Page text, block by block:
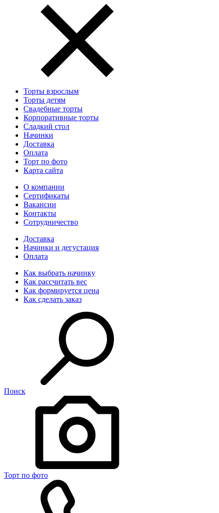
Торты взрослым
Торты детям
Свадебные торты
Корпоративные торты
Сладкий стол
Начинки
Доставка
Оплата
Торт по фото
Карта сайта
О компании
Сертификаты
Вакансии
Контакты
Сотрудничество
Доставка
Начинки и дегустация
Оплата
Как выбрать начинку
Как рассчитать вес
Как формируется цена
Как сделать заказ
Поиск
Торт по фото